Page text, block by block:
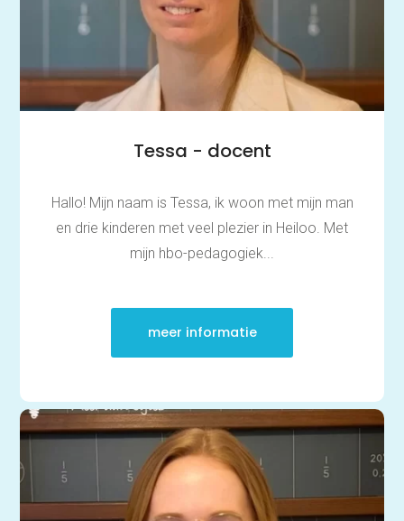
Rekenen
Spelling
Technisch lezen
Begrijpend lezen
Dyslexie
Dyscalculie
Toetstraining
Huiswerkbegeleiding
Bedrijfseconomie
Biologie
Duits
Economie
Engels
Grieks
Latijn
Maatschappijleer
Natuurkunde
Wiskunde
Mbo/hbo
Rekenen
Nederlands
Engels
Taaltoets | Pabo
Rekenen- en
Tessa - docent
Hallo! Mijn naam is Tessa, ik woon met mijn man
en drie kinderen met veel plezier in Heiloo. Met
mijn hbo-pedagogiek...
meer informatie